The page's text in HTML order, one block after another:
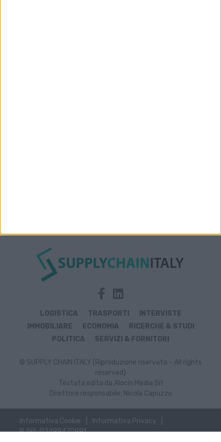
LOGISTICA TRASPORTI
INTERVISTE
IMMOBILIARE
ECONOMIA
RICERCHE & STUDI
POLITICA
SERVIZI & FORNITORI
© SUPPLY CHAIN ITALY (Riproduzione riservata – All rights
reserved)
Testata edita da Alocin Media Srl
Direttore responsabile: Nicola Capuzzo
Informativa Cookie
Informativa Privacy
P. IVA: 02499470991